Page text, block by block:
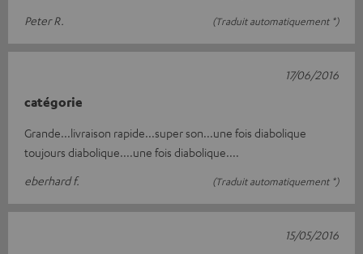
Peter R.
(Traduit automatiquement *)
catégorie
Grande...livraison rapide...super son...une fois diabolique
toujours diabolique....une fois diabolique....
eberhard f.
(Traduit automatiquement *)
17/06/2016
15/05/2016